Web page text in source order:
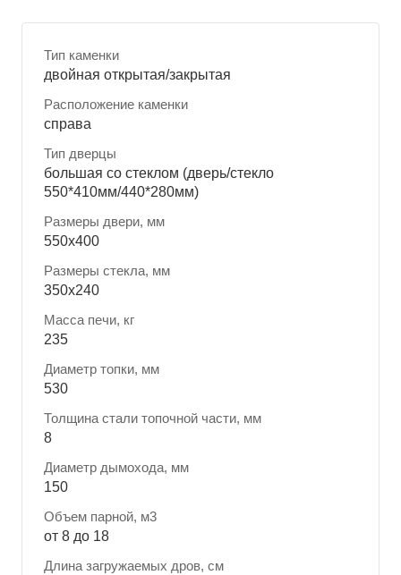
Тип каменки
двойная открытая/закрытая
Расположение каменки
справа
Тип дверцы
большая со стеклом (дверь/стекло
550*410мм/440*280мм)
Размеры двери, мм
550x400
Размеры стекла, мм
350x240
Масса печи, кг
235
Диаметр топки, мм
530
Толщина стали топочной части, мм
8
Диаметр дымохода, мм
150
Объем парной, м3
от 8 до 18
Длина загружаемых дров, см